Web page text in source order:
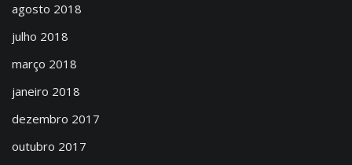
agosto 2018
julho 2018
março 2018
janeiro 2018
dezembro 2017
outubro 2017